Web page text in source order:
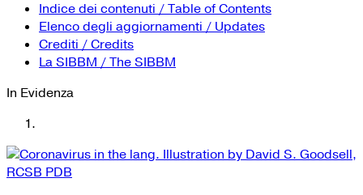
Tutti i siti Zanichelli per la scuola
Collezioni Università
Facebook
Twitter
Instagram
Instagram scuola
Mail
Indice dei contenuti / Table of Contents
Elenco degli aggiornamenti / Updates
Crediti / Credits
La SIBBM / The SIBBM
In Evidenza